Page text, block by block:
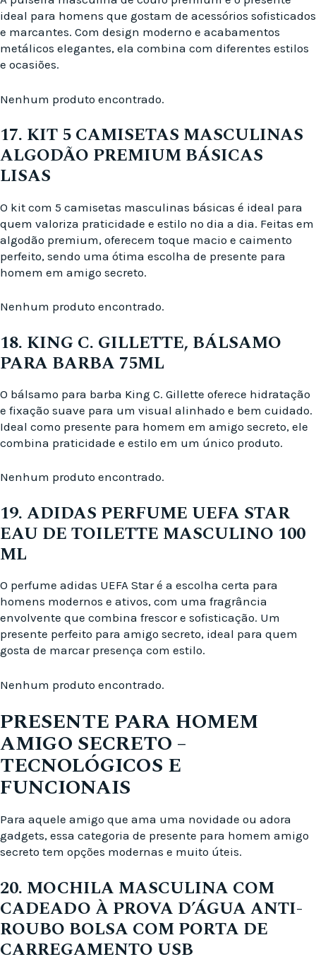
ideal para homens que gostam de acessórios sofisticados
e marcantes. Com design moderno e acabamentos
metálicos elegantes, ela combina com diferentes estilos
e ocasiões.
Nenhum produto encontrado.
17. KIT 5 CAMISETAS MASCULINAS
ALGODÃO PREMIUM BÁSICAS
LISAS
O kit com 5 camisetas masculinas básicas é ideal para
quem valoriza praticidade e estilo no dia a dia. Feitas em
algodão premium, oferecem toque macio e caimento
perfeito, sendo uma ótima escolha de presente para
homem em amigo secreto.
Nenhum produto encontrado.
18. KING C. GILLETTE, BÁLSAMO
PARA BARBA 75ML
O bálsamo para barba King C. Gillette oferece hidratação
e fixação suave para um visual alinhado e bem cuidado.
Ideal como presente para homem em amigo secreto, ele
combina praticidade e estilo em um único produto.
Nenhum produto encontrado.
19. ADIDAS PERFUME UEFA STAR
EAU DE TOILETTE MASCULINO 100
ML
O perfume adidas UEFA Star é a escolha certa para
homens modernos e ativos, com uma fragrância
envolvente que combina frescor e sofisticação. Um
presente perfeito para amigo secreto, ideal para quem
gosta de marcar presença com estilo.
Nenhum produto encontrado.
PRESENTE PARA HOMEM
AMIGO SECRETO –
TECNOLÓGICOS E
FUNCIONAIS
Para aquele amigo que ama uma novidade ou adora
gadgets, essa categoria de presente para homem amigo
secreto tem opções modernas e muito úteis.
20. MOCHILA MASCULINA COM
CADEADO À PROVA D’ÁGUA ANTI-
ROUBO BOLSA COM PORTA DE
CARREGAMENTO USB